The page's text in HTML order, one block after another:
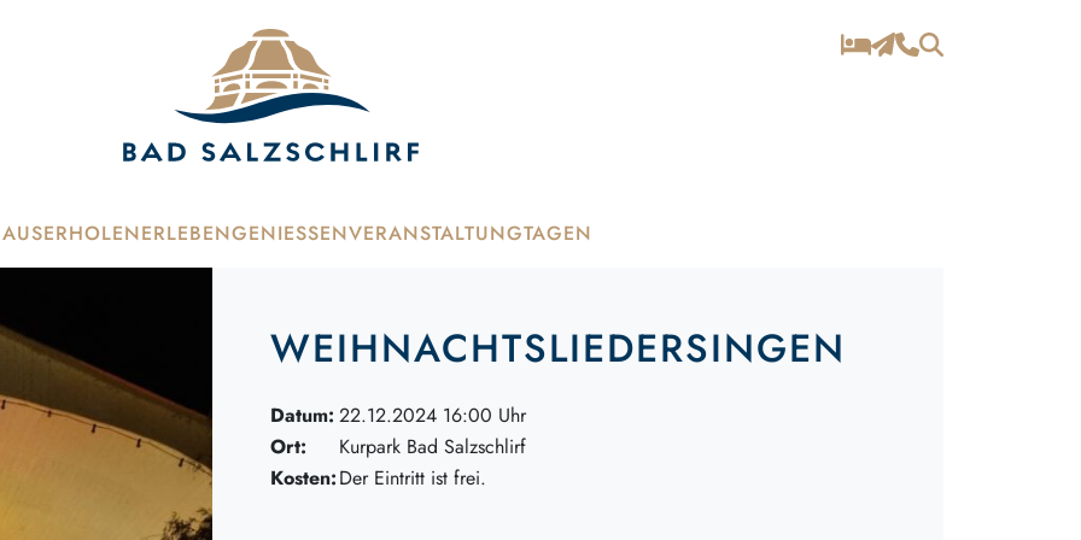
ERHOLENERLEBENGENIESSEN VERANSTALTUNGTAGEN
WEIHNACHTSLIEDERSINGEN
Datum: 22.12.2024 16:00 Uhr
Ort:
Kurpark Bad Salzschlirf
Kosten:Der Eintritt ist frei.